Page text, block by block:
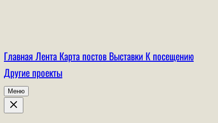
Главная Лента Карта постов Выставки К посещению
Другие проекты
Меню